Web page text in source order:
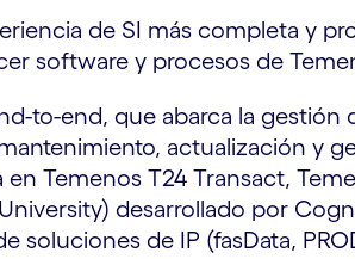
de SI más completa y
software y procesos de
to-end, que abarca la
actualización y
Temenos T24 Transact,
desarrollado por
soluciones de IP (fasData,